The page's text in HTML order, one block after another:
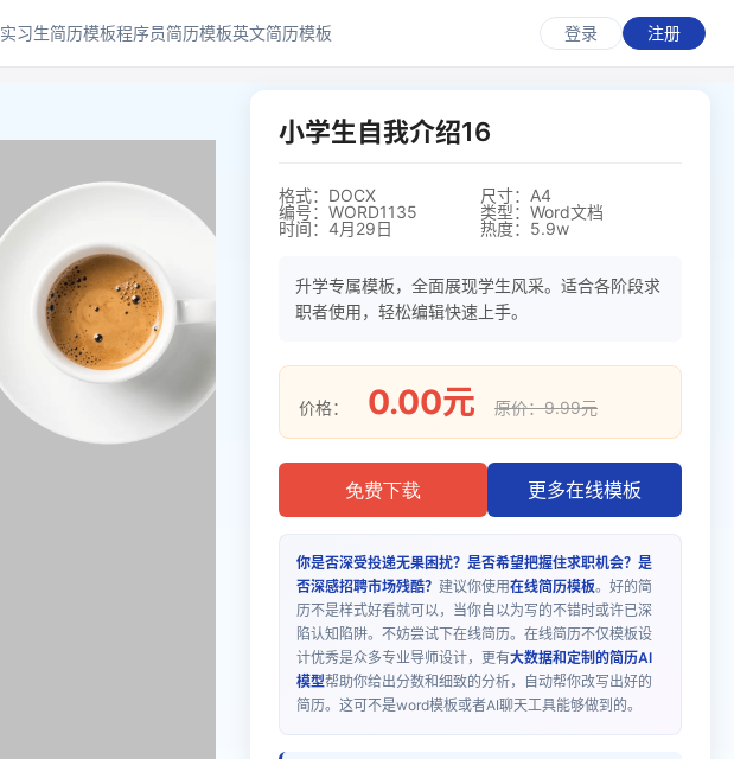
实习生简历模板程序员简历模板英文简历模板 登录 注册
小学生自我介绍16
格式：DOCX
尺寸：A4
编号：WORD1135
类型：Word文档
时间：4月29日
热度：5.9w
升学专属模板，全面展现学生风采。适合各阶段求
职者使用，轻松编辑快速上手。
价格： 0.00元 原价：9.99元
免费下载 更多在线模板
你是否深受投递无果困扰？是否希望把握住求职机会？是
否深感招聘市场残酷？ 建议你使用在线简历模板。好的简
历不是样式好看就可以，当你自以为写的不错时或许已深
陷认知陷阱。不妨尝试下在线简历。在线简历不仅模板设
计优秀是众多专业导师设计，更有大数据和定制的简历AI
模型帮助你给出分数和细致的分析，自动帮你改写出好的
简历。这可不是word模板或者AI聊天工具能够做到的。